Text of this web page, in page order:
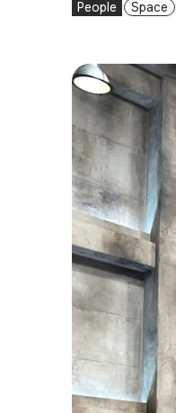
People Space
[Creator+] 이영